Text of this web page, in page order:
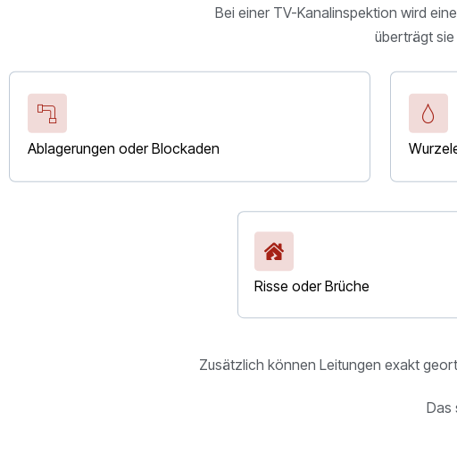
Bei einer TV-Kanalinspektion wird
überträgt
Ablagerungen oder Blockaden
Risse oder Brüche
Zusätzlich können Leitungen exakt
Das